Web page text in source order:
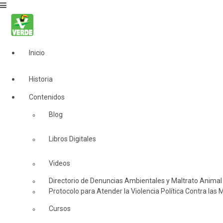
Inicio
Historia
Contenidos
Blog
Libros Digitales
Videos
Directorio de Denuncias Ambientales y Maltrato Animal
Protocolo para Atender la Violencia Política Contra las
Cursos